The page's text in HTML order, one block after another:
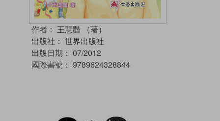
作者： 王慧豔 （著）
出版社： 世界出版社
出版日期： 07/2012
國際書號： 9789624328844